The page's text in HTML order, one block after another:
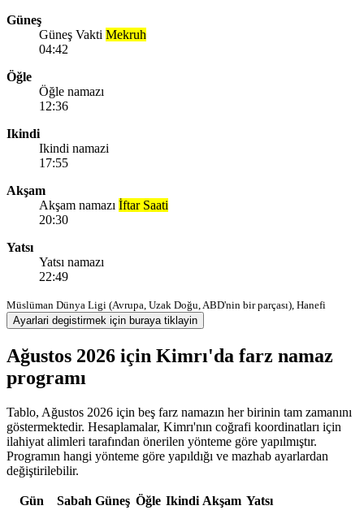
Güneş
Güneş Vakti Mekruh
04:42
Öğle
Öğle namazı
12:36
Ikindi
Ikindi namazi
17:55
Akşam
Akşam namazı İftar Saati
20:30
Yatsı
Yatsı namazı
22:49
Müslüman Dünya Ligi (Avrupa, Uzak Doğu, ABD'nin bir parçası), Hanefi
Ayarlari degistirmek için buraya tiklayin
Ağustos 2026 için Kimrı'da farz namaz
programı
Tablo, Ağustos 2026 için beş farz namazın her birinin tam zamanını
göstermektedir. Hesaplamalar, Kimrı'nın coğrafi koordinatları için
ilahiyat alimleri tarafından önerilen yönteme göre yapılmıştır.
Programın hangi yönteme göre yapıldığı ve mazhab ayarlardan
değiştirilebilir.
Gün Sabah Güneş Öğle Ikindi Akşam Yatsı